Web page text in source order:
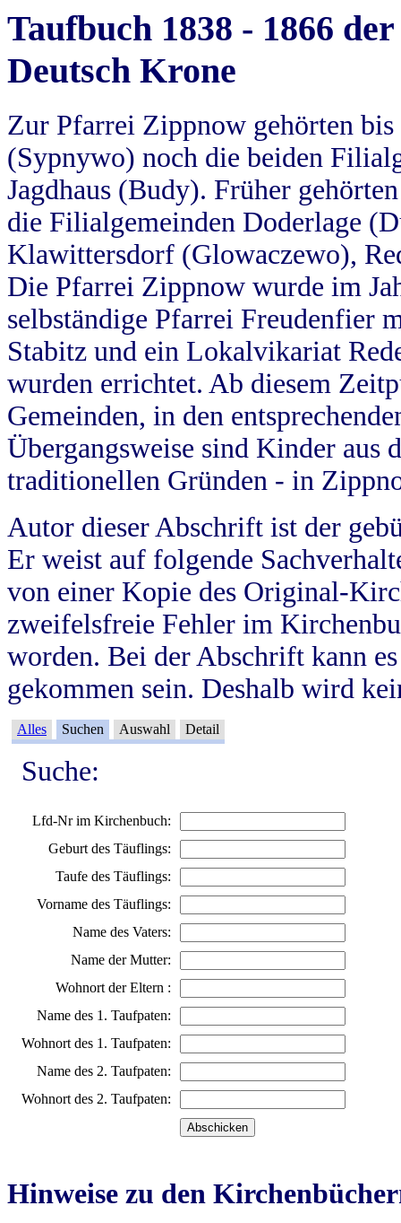
Taufbuch 1838 - 1866
Deutsch Krone
Zur Pfarrei Zippnow gehörten
(Sypnywo) noch die beiden
Jagdhaus (Budy). Früher
die Filialgemeinden Doderlage
Klawittersdorf (Glowaczewo),
Die Pfarrei Zippnow wurde im
selbständige Pfarrei Freudenfier
Stabitz und ein Lokalvikariat
wurden errichtet. Ab diesem
Gemeinden, in den
Übergangsweise sind Kinder aus
traditionellen Gründen - in
Autor dieser Abschrift ist der
Er weist auf folgende
von einer Kopie des Original-
zweifelsfreie Fehler im
worden. Bei der Abschrift kann
gekommen sein. Deshalb wird
Alles Suchen Auswahl Detail
Suche:
Lfd-Nr im Kirchenbuch:
Geburt des Täuflings:
Taufe des Täuflings:
Vorname des Täuflings:
Name des Vaters:
Name der Mutter:
Wohnort der Eltern :
Name des 1. Taufpaten:
Wohnort des 1. Taufpaten:
Name des 2. Taufpaten:
Wohnort des 2. Taufpaten:
Hinweise zu den